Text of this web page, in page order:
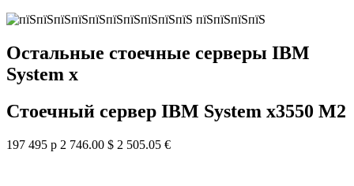
Остальные стоечные серверы IBM
System x
Стоечный сервер IBM System x3550 M2
197 495 р 2 746.00 $ 2 505.05 €